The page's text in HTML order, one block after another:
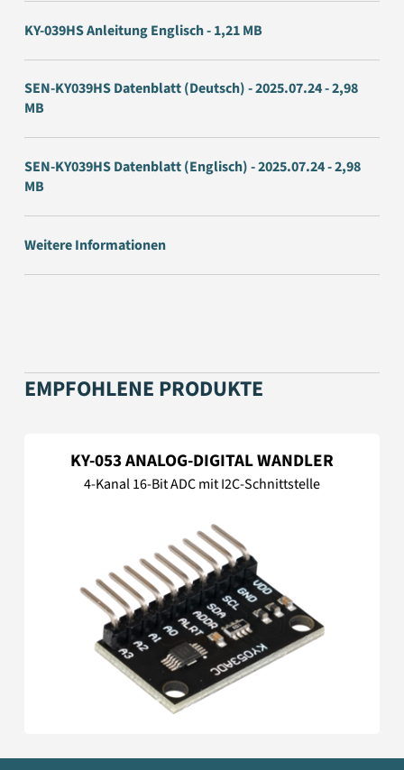
KY-039HS Anleitung Englisch - 1,21 MB
SEN-KY039HS Datenblatt (Deutsch) - 2025.07.24 - 2,98
MB
SEN-KY039HS Datenblatt (Englisch) - 2025.07.24 - 2,98
MB
Weitere Informationen
EMPFOHLENE PRODUKTE
KY-053 ANALOG-DIGITAL WANDLER
4-Kanal 16-Bit ADC mit I2C-Schnittstelle